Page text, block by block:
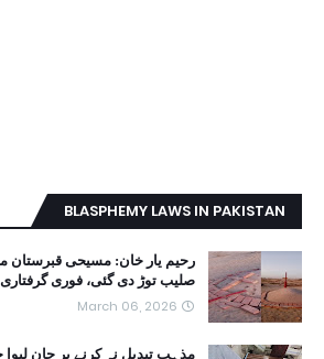
BLASPHEMY LAWS IN PAKISTAN
رحیم یار خان: مسیحی قبرستان
صلیب توڑ دی گئی، فوری گرفتاری
March 06, 2026
مذہب تبدیل نہ کرنے پر جان